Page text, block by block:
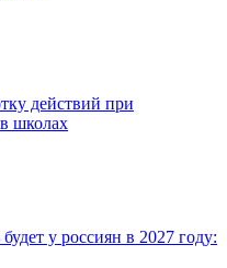
действий при
школах
у россиян в 2027 году: